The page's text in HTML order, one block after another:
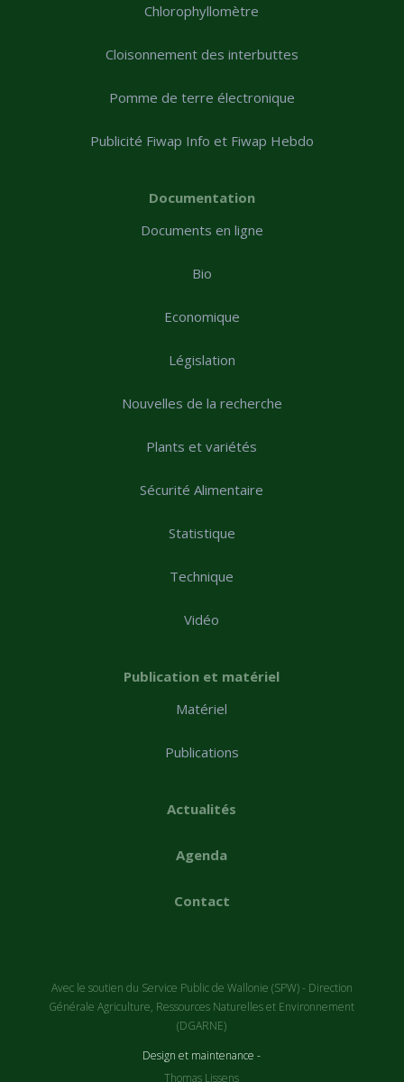
Chlorophyllomètre
Cloisonnement des interbuttes
Pomme de terre électronique
Publicité Fiwap Info et Fiwap Hebdo
Documentation
Documents en ligne
Bio
Economique
Législation
Nouvelles de la recherche
Plants et variétés
Sécurité Alimentaire
Statistique
Technique
Vidéo
Publication et matériel
Matériel
Publications
Actualités
Agenda
Contact
Avec le soutien du Service Public de Wallonie (SPW) - Direction
Générale Agriculture, Ressources Naturelles et Environnement
(DGARNE)
Design et maintenance -
Thomas Lissens